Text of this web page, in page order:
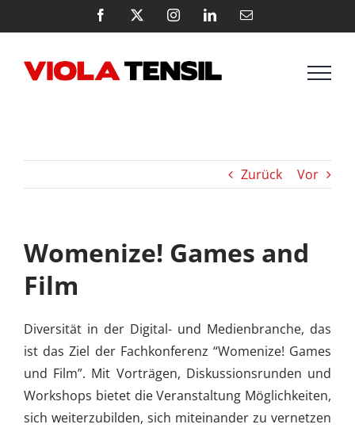
Inhalt
Facebook InstagramLinkedInE-
Zurück Vor
Womenize! Games and
Film
Diversität in der Digital- und Medienbranche, das
ist das Ziel der Fachkonferenz “Womenize! Games
und Film”. Mit Vorträgen, Diskussionsrunden und
Workshops bietet die Veranstaltung Möglichkeiten,
sich weiterzubilden, sich miteinander zu vernetzen